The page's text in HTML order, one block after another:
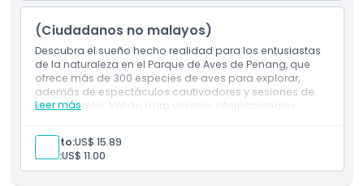
Política para Niños y Adultos
Exclusiones
No Adecuado Para
Horario de Apertura
(Ciudadanos no malayos)
Descubra el sueño hecho realidad para los entusiastas
de la naturaleza en el Parque de Aves de Penang, que
ofrece más de 300 especies de aves para explorar,
además de espectáculos cautivadores y sesiones de
alimentación. Válido para viajeros internacionales.
Leer más
Explore más de 300 especies de aves en el primer y
mayor parque de aves de Malasia.
Disfrute de sesiones de alimentación, espectáculos
Adulto:US$ 15.89
Niño:US$ 11.00